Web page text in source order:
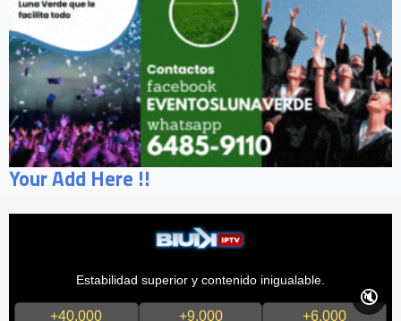
Your Add Here !!
Estabilidad superior y contenido inigualable.
+40,000 +9,000 +6,000
🔇